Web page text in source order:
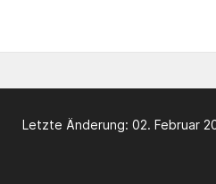
Letzte Änderung: 02. Februar